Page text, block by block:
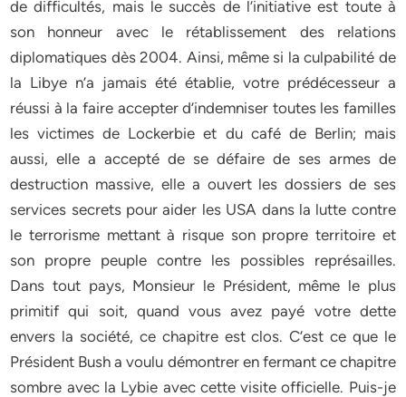
de difficultés, mais le succès de l’initiative est toute à
son honneur avec le rétablissement des relations
diplomatiques dès 2004. Ainsi, même si la culpabilité de
la Libye n’a jamais été établie, votre prédécesseur a
réussi à la faire accepter d’indemniser toutes les familles
les victimes de Lockerbie et du café de Berlin; mais
aussi, elle a accepté de se défaire de ses armes de
destruction massive, elle a ouvert les dossiers de ses
services secrets pour aider les USA dans la lutte contre
le terrorisme mettant à risque son propre territoire et
son propre peuple contre les possibles représailles.
Dans tout pays, Monsieur le Président, même le plus
primitif qui soit, quand vous avez payé votre dette
envers la société, ce chapitre est clos. C’est ce que le
Président Bush a voulu démontrer en fermant ce chapitre
sombre avec la Lybie avec cette visite officielle. Puis-je